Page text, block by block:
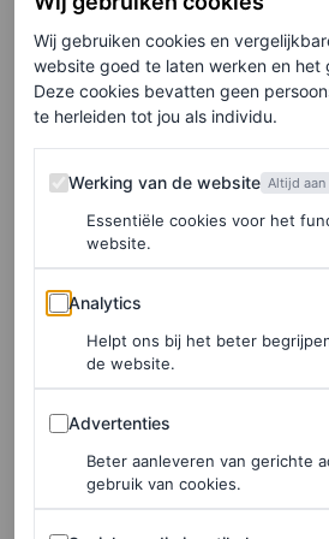
Wij gebruiken cookies en
website goed te laten werken en het
Deze cookies bevatten geen
te herleiden tot jou als individu.
Werking van de website
Werking van de website Altijd aan
Essentiële cookies voor het
website.
Analytics
Analytics
Helpt ons bij het beter
de website.
Advertenties
Advertenties
Beter aanleveren van gerichte
gebruik van cookies.
Sociale media in artikelen